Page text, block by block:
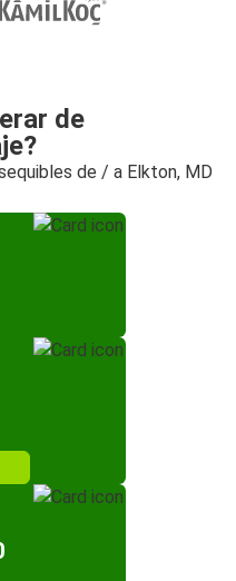
de
de / a Elkton, MD